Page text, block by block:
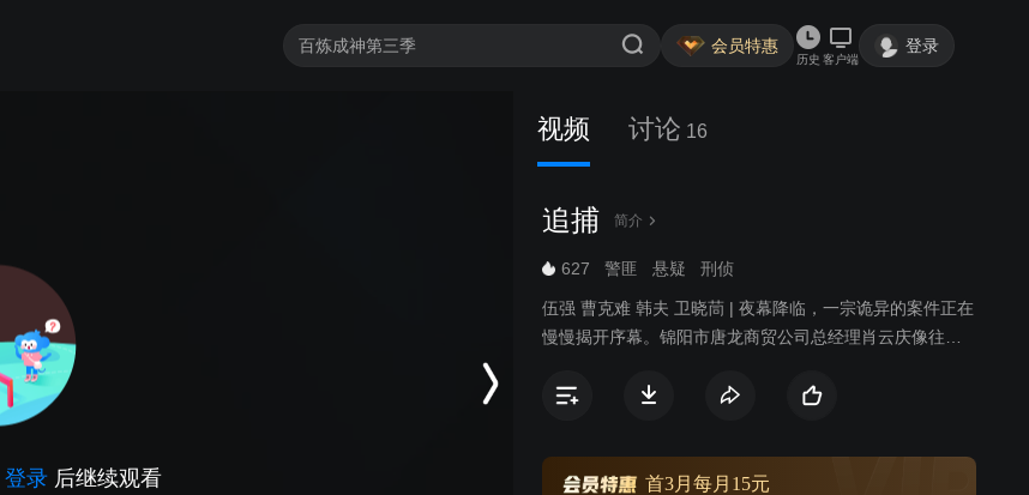
会员特惠
历史 客户端
登录
登录 后继续观看
视频 讨论 16
追捕 简介
627 警匪 悬疑 刑侦
伍强 曹克难 韩夫 卫晓茼 | 夜幕降临，一宗诡异的案件正在
慢慢揭开序幕。锦阳市唐龙商贸公司总经理肖云庆像往常
的同时，一个与他穿戴完全一致的男人掏出了打开韦彩华
决这场危机？ 首3月每月15元